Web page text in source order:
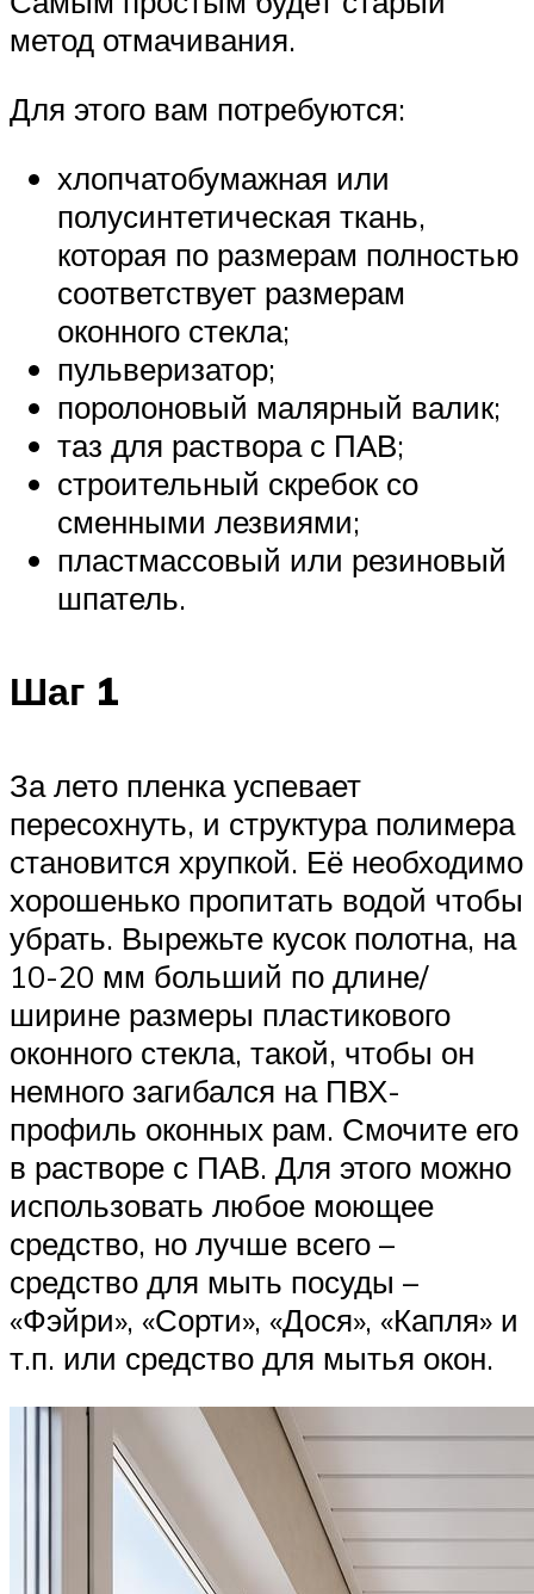
метод отмачивания.
Для этого вам потребуются:
хлопчатобумажная или
полусинтетическая ткань,
которая по размерам полностью
соответствует размерам
оконного стекла;
пульверизатор;
поролоновый малярный валик;
таз для раствора с ПАВ;
строительный скребок со
сменными лезвиями;
пластмассовый или резиновый
шпатель.
Шаг 1
За лето пленка успевает
пересохнуть, и структура полимера
становится хрупкой. Её необходимо
хорошенько пропитать водой чтобы
убрать. Вырежьте кусок полотна, на
10-20 мм больший по длине/
ширине размеры пластикового
оконного стекла, такой, чтобы он
немного загибался на ПВХ-
профиль оконных рам. Смочите его
в растворе с ПАВ. Для этого можно
использовать любое моющее
средство, но лучше всего –
средство для мыть посуды –
«Фэйри», «Сорти», «Дося», «Капля» и
т.п. или средство для мытья окон.